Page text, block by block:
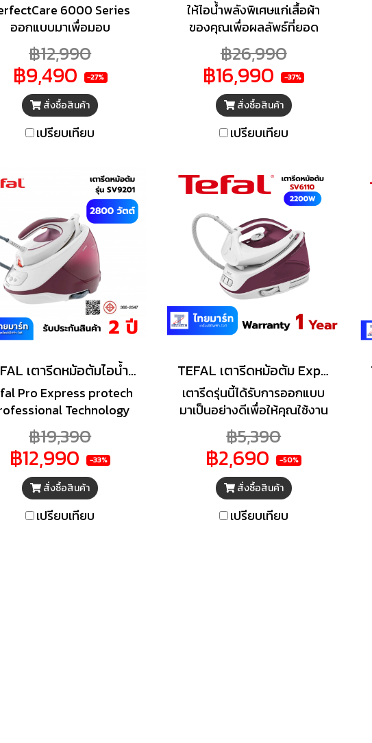
6000 Series
ออกแบบมาเพื่อมอบ
ประสิทธิภาพการรีดไอน้ำที่ดี
สุด ในรูปแบบโฉมใหม่ ดีไซน์
ทัดรัด เพลิดเพลินกับการรีด
ผ้าที่รวดเร็วยิ่งขึ้นโดยไม่ลด
นพื้นที่จัดเก็บ รับประกันว่าจะ
เกิดรอยไหม้* ด้วยเทคโนโลยี
฿12,990
฿9,490 -27%
สั่งซื้อสินค้า
เปรียบเทียบ
ให้ไอน้ำพลังพิเศษแก่เสื้อผ้า
ของคุณเพื่อผลลัพธ์ที่ยอด
เยี่ยมด้วยเตารีดแรงดันไอน้ำ
รุ่น GV9720E0 จาก TEFAL
มาพร้อมเทคโนโลยีหน้าเตา
แบบ Durilium Airglide
Autoclean Ultra Thin ซึ่งช่วย
ให้รีดผ้าได้อย่างลื่นไหลมากขึ้น
กว่าที่เคย และไม่ต้องออกแรง
เยอะ เพื่อให้คุณรีดผ้าได้อย่าง
ต่อเนื่อง ไม่ต้องกังวลว่าเสื้อผ้า
จะได้รับไอน้ำในปริมาณที่มาก
จนเกินพอดี เพราะสามารถปรับ
โหมดการรีดได้ 3 โหมด เพื่อให้
ปริมาณไอน้ำและความร้อนที่
เหมาะสมกับผ้าแต่ละชนิด ทั้งยัง
มีช้อนดักจับตะกรัน เพื่อการรีด
ที่ง่าย ประหยัดเวลา และมอบ
ตลอดอายุการใช้งาน
฿26,990
฿16,990 -37%
สั่งซื้อสินค้า
เปรียบเทียบ
TEFAL เตารีดหม้อต้มไอน้ำ Express Protect (2830 วัตต์, สี Burgundy/White) รุ่น SV9201+โต๊ะรองรีด
Pro Express protech
Technology
เตารีดหม้อต้มไอน้ำ รุ่น
พลังไอน้ำพิเศษทรง
พลัง ปลอดภัยทุกเนื้อผ้า รีด
เรียบ รีดง่ายไม่ต้องปรับ
หภูมิ แรงดันไอน้ำ 7.5 บาร์
พร้อมระบบล็อคหน้าเตา
฿19,390
฿12,990 -33%
สั่งซื้อสินค้า
เปรียบเทียบ
TEFAL เตารีดหม้อต้ม Express Essential (2400 วัตต์, สีม่วง/ขาว) รุ่น SV6110
เตารีดรุ่นนี้ได้รับการออกแบบ
มาเป็นอย่างดีเพื่อให้คุณใช้งาน
ได้ได้อย่างมีประสิทธิภาพ มี
พลังไอน้ำมากถึง 110 กรัม/นาที
และพลังไอน้ำเฉพาะจุดอยู่ที่
260 กรัม/นาทีเพื่อคุณให้รีด
ส่วนที่เข้าถึงยากได้เรียบ พร้อม
ความสามารถในการกำจัด
฿5,390
฿2,690 -50%
สั่งซื้อสินค้า
เปรียบเทียบ